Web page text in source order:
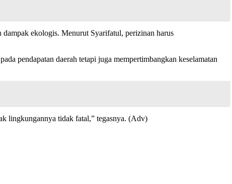
ekologis. Menurut Syarifatul, perizinan harus
pendapatan daerah tetapi juga mempertimbangkan keselamatan
lingkungannya tidak fatal,” tegasnya. (Adv)